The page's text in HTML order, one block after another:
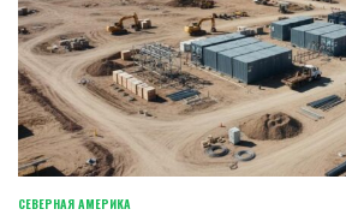
ОПУБЛИКОВАНО
СЕВЕРНАЯ АМЕРИКА